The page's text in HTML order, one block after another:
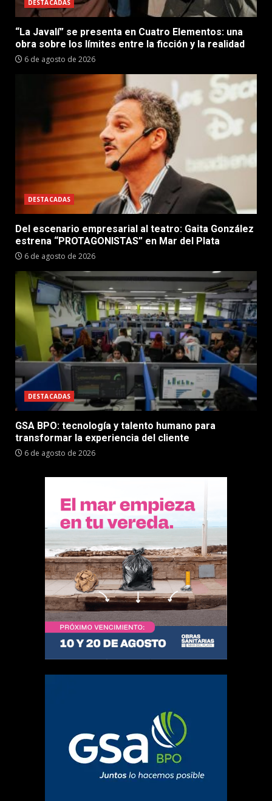
DESTACADAS
“La Javalí” se presenta en Cuatro Elementos: una
obra sobre los límites entre la ficción y la realidad
6 de agosto de 2026
DESTACADAS
Del escenario empresarial al teatro: Gaita González
estrena “PROTAGONISTAS” en Mar del Plata
6 de agosto de 2026
DESTACADAS
GSA BPO: tecnología y talento humano para
transformar la experiencia del cliente
6 de agosto de 2026